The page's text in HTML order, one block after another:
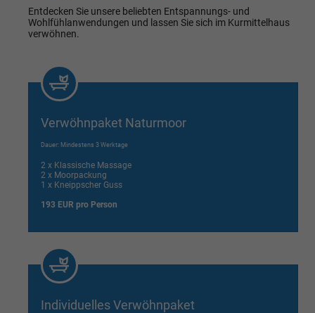
Entdecken Sie unsere beliebten Entspannungs- und
Wohlfühlanwendungen und lassen Sie sich im Kurmittelhaus
verwöhnen.
Verwöhnpaket Naturmoor
Dauer: Mindestens 3 Werktage
2 x Klassische Massage
2 x Moorpackung
1 x Kneippscher Guss
193 EUR pro Person
Individuelles Verwöhnpaket